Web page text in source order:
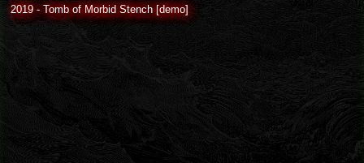
2019 - Tomb of Morbid Stench [demo]